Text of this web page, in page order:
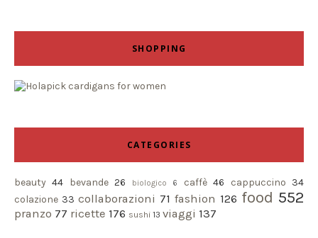
SHOPPING
CATEGORIES
beauty 44 bevande 26 biologico 6 caffè 46 cappuccino 34
colazione 33 collaborazioni 71 fashion 126 food 552
pranzo 77 ricette 176 sushi 13 viaggi 137